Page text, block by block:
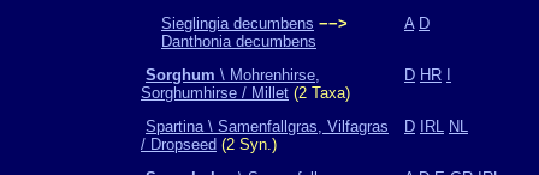
Sieglingia decumbens −−>
Danthonia decumbens
A D
Sorghum \ Mohrenhirse,
Sorghumhirse / Millet (2 Taxa)
D HR
Spartina \ Samenfallgras, Vilfagras
/ Dropseed (2 Syn.)
D IRL NL